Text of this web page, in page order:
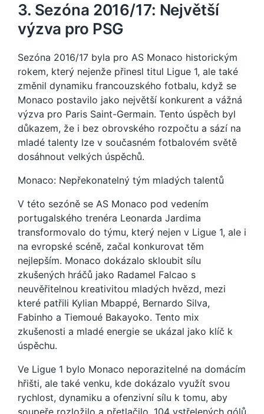
3. Sezóna 2016/17: Největší
výzva pro PSG
Sezóna 2016/17 byla pro AS Monaco historickým
rokem, který nejenže přinesl titul Ligue 1, ale také
změnil dynamiku francouzského fotbalu, když se
Monaco postavilo jako největší konkurent a vážná
výzva pro Paris Saint-Germain. Tento úspěch byl
důkazem, že i bez obrovského rozpočtu a sází na
mladé talenty lze v současném fotbalovém světě
dosáhnout velkých úspěchů.
Monaco: Nepřekonatelný tým mladých talentů
V této sezóně se AS Monaco pod vedením
portugalského trenéra Leonarda Jardima
transformovalo do týmu, který nejen v Ligue 1, ale i
na evropské scéně, začal konkurovat těm
nejlepším. Monaco dokázalo skloubit sílu
zkušených hráčů jako Radamel Falcao s
neuvěřitelnou kreativitou mladých hvězd, mezi
které patřili Kylian Mbappé, Bernardo Silva,
Fabinho a Tiemoué Bakayoko. Tento mix
zkušenosti a mladé energie se ukázal jako klíč k
úspěchu.
Ve Ligue 1 bylo Monaco neporazitelné na domácím
hřišti, ale také venku, kde dokázalo využít svou
rychlost, dynamiku a ofenzivní sílu k tomu, aby